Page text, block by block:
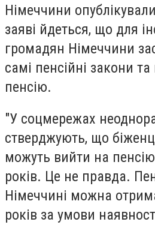
Німеччини
заяві йдеться, що для
громадян Німеччини
самі пенсійні закони
пенсію.
"У соцмережах
стверджують, що
можуть вийти на
років. Це не правда.
Німеччині можна
років за умови